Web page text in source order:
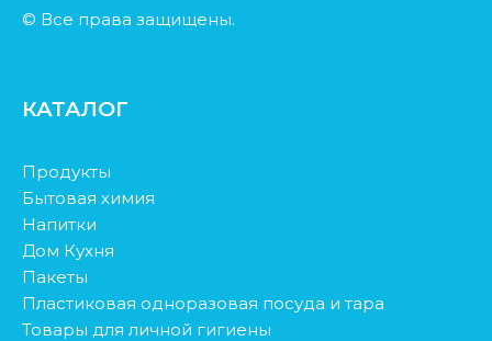
© Все права защищены.
КАТАЛОГ
Продукты
Бытовая химия
Напитки
Дом Кухня
Пакеты
Пластиковая одноразовая посуда и тара
Товары для личной гигиены